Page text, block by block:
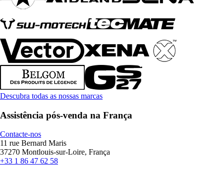
Descubra todas as nossas marcas
Assistência pós-venda na França
Contacte-nos
11 rue Bernard Maris
37270 Montlouis-sur-Loire, França
+33 1 86 47 62 58